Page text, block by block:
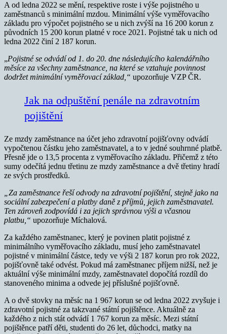
A od ledna 2022 se mění, respektive roste i výše pojistného u
zaměstnanců s minimální mzdou. Minimální výše vyměřovacího
základu pro výpočet pojistného se u nich zvýší na 16 200 korun z
původních 15 200 korun platné v roce 2021. Pojistné tak u nich od
ledna 2022 činí 2 187 korun.
„Pojistné se odvádí od 1. do 20. dne následujícího kalendářního
měsíce za všechny zaměstnance, na které se vztahuje povinnost
dodržet minimální vyměřovací základ,“ upozorňuje VZP ČR.
Jak na odpuštění penále na zdravotním
pojištění
Ze mzdy zaměstnance na účet jeho zdravotní pojišťovny odvádí
vypočtenou částku jeho zaměstnavatel, a to v jedné souhrnné platbě.
Přesně jde o 13,5 procenta z vyměřovacího základu. Přičemž z této
sumy odečítá jednu třetinu ze mzdy zaměstnance a dvě třetiny hradí
ze svých prostředků.
„Za zaměstnance řeší odvody na zdravotní pojištění, stejně jako na
sociální zabezpečení a platby daně z příjmů, jejich zaměstnavatel.
Ten zároveň zodpovídá i za jejich správnou výši a včasnou
platbu,“ upozorňuje Míchalová.
Za každého zaměstnanec, který je povinen platit pojistné z
minimálního vyměřovacího základu, musí jeho zaměstnavatel
pojistné v minimální částce, tedy ve výši 2 187 korun pro rok 2022,
pojišťovně také odvést. Pokud má zaměstnanec příjem nižší, než je
aktuální výše minimální mzdy, zaměstnavatel dopočítá rozdíl do
stanoveného minima a odvede jej příslušné pojišťovně.
A o dvě stovky na měsíc na 1 967 korun se od ledna 2022 zvyšuje i
zdravotní pojistné za takzvané státní pojištěnce. Aktuálně za
každého z nich stát odvádí 1 767 korun za měsíc. Mezi státní
pojištěnce patří děti, studenti do 26 let, důchodci, matky na